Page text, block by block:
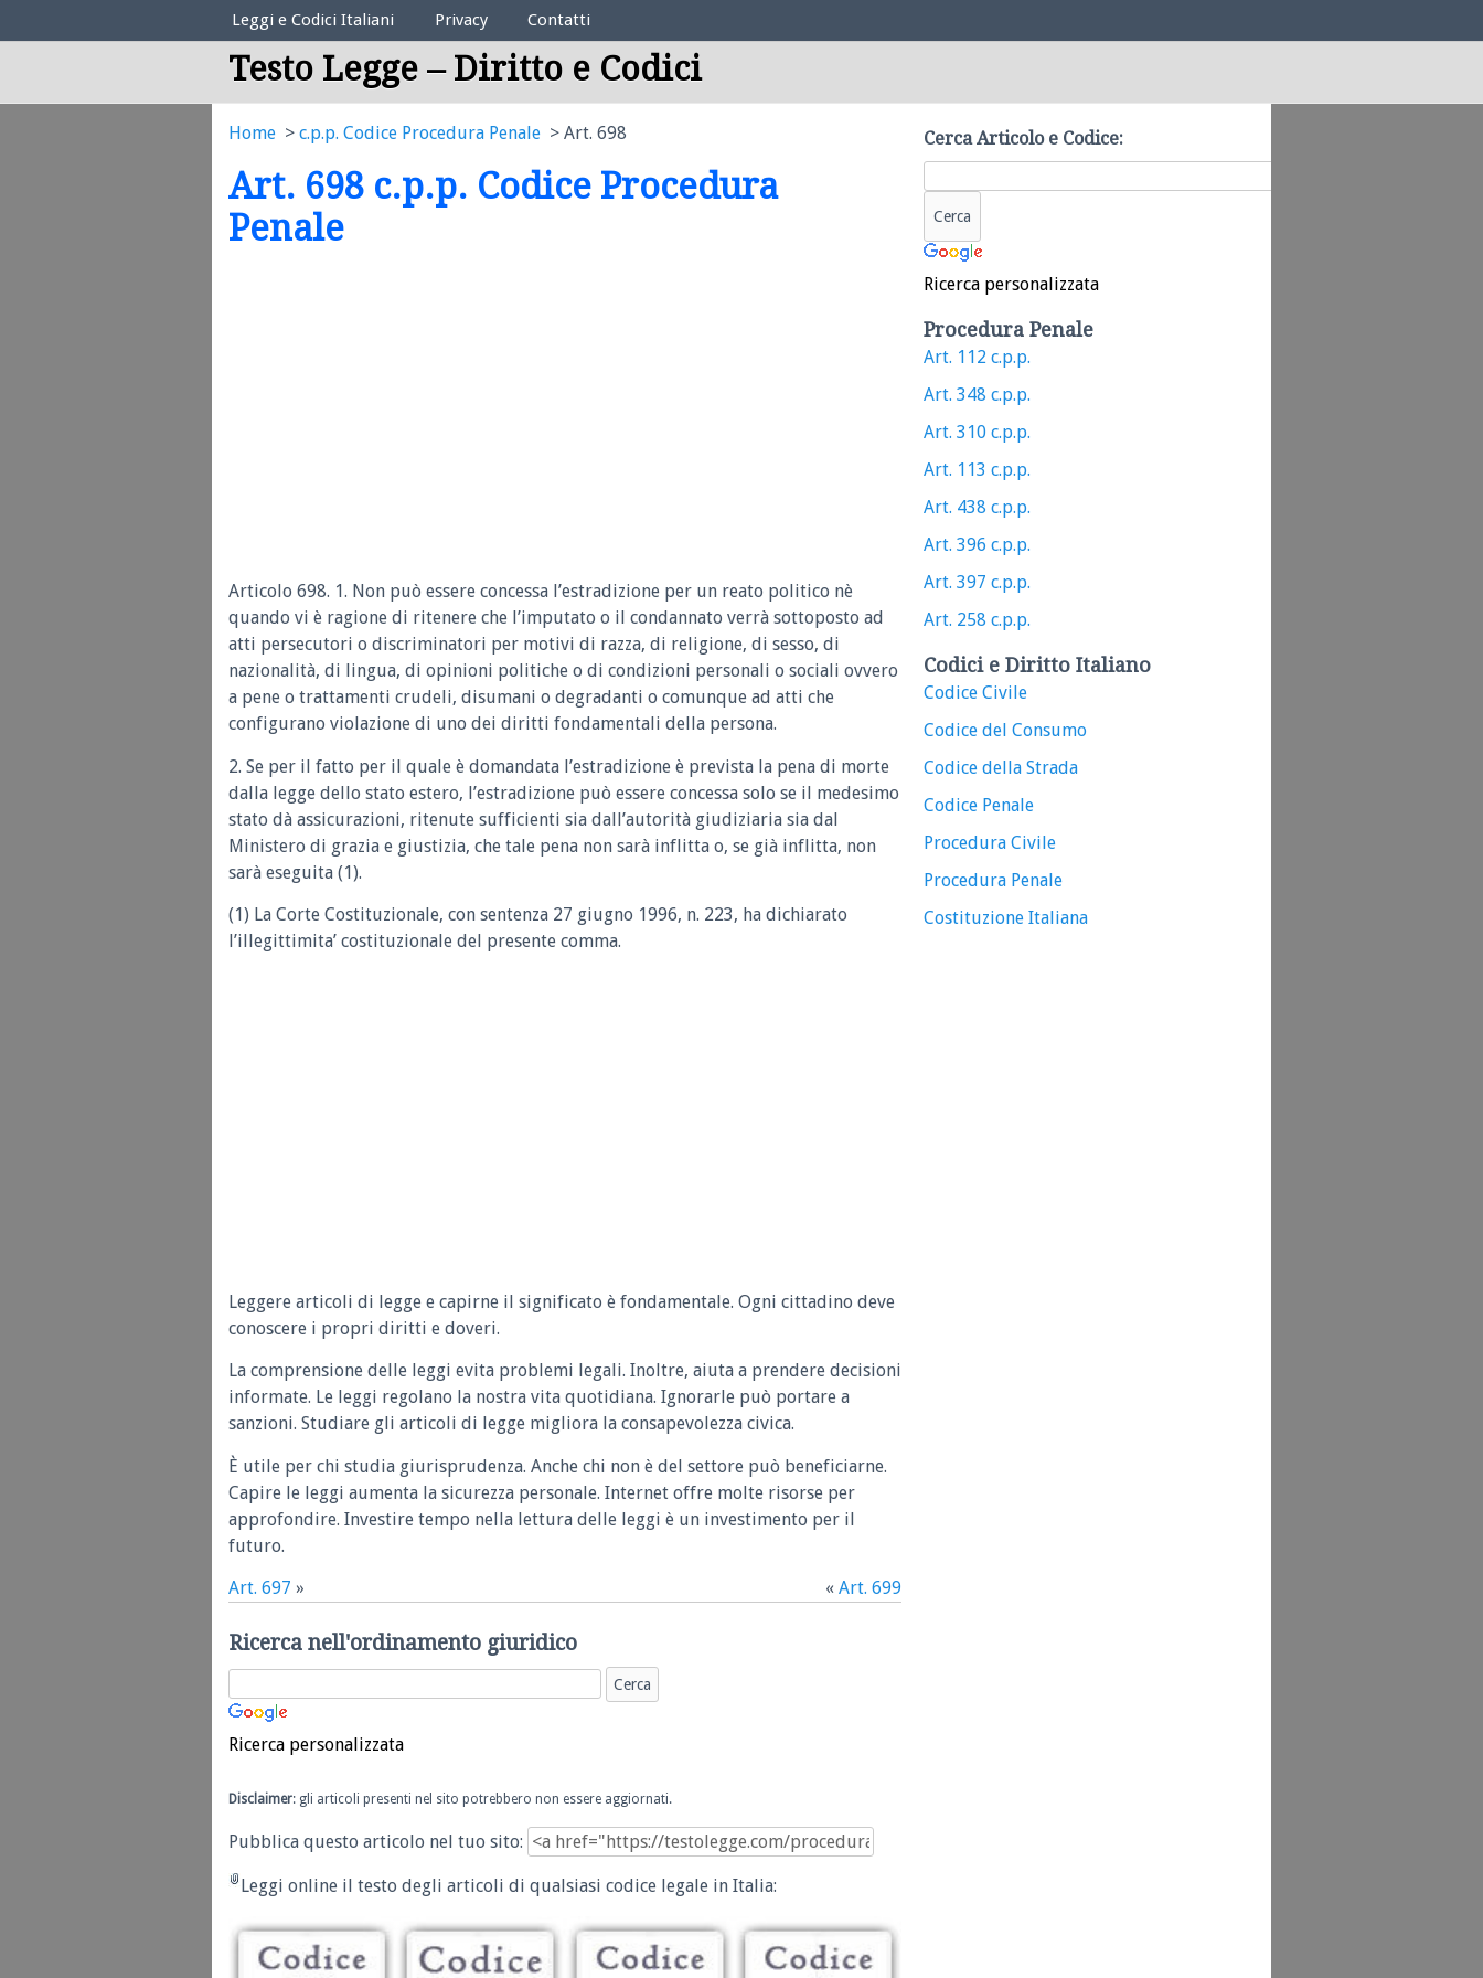
Elenco Codici Legali
Leggi e Codici Italiani Privacy Contatti
Testo Legge – Diritto e Codici
Home c.p.p. Codice Procedura Penale Art. 698
Art. 698 c.p.p. Codice Procedura
Penale
Articolo 698. 1. Non può essere concessa l’estradizione per un reato politico nè
quando vi è ragione di ritenere che l’imputato o il condannato verrà sottoposto ad
atti persecutori o discriminatori per motivi di razza, di religione, di sesso, di
nazionalità, di lingua, di opinioni politiche o di condizioni personali o sociali ovvero
a pene o trattamenti crudeli, disumani o degradanti o comunque ad atti che
configurano violazione di uno dei diritti fondamentali della persona.
2. Se per il fatto per il quale è domandata l’estradizione è prevista la pena di morte
dalla legge dello stato estero, l’estradizione può essere concessa solo se il medesimo
stato dà assicurazioni, ritenute sufficienti sia dall’autorità giudiziaria sia dal
Ministero di grazia e giustizia, che tale pena non sarà inflitta o, se già inflitta, non
sarà eseguita (1).
(1) La Corte Costituzionale, con sentenza 27 giugno 1996, n. 223, ha dichiarato
l’illegittimita’ costituzionale del presente comma.
Leggere articoli di legge e capirne il significato è fondamentale. Ogni cittadino deve
conoscere i propri diritti e doveri.
La comprensione delle leggi evita problemi legali. Inoltre, aiuta a prendere decisioni
informate. Le leggi regolano la nostra vita quotidiana. Ignorarle può portare a
sanzioni. Studiare gli articoli di legge migliora la consapevolezza civica.
È utile per chi studia giurisprudenza. Anche chi non è del settore può beneficiarne.
Capire le leggi aumenta la sicurezza personale. Internet offre molte risorse per
approfondire. Investire tempo nella lettura delle leggi è un investimento per il
futuro.
Art. 697 » « Art. 699
Ricerca nell'ordinamento giuridico
Ricerca personalizzata
Disclaimer: gli articoli presenti nel sito potrebbero non essere aggiornati.
Pubblica questo articolo nel tuo sito:
Leggi online il testo degli articoli di qualsiasi codice legale in Italia:
Cerca Articolo e Codice:
Ricerca personalizzata
Procedura Penale
Art. 112 c.p.p.
Art. 348 c.p.p.
Art. 310 c.p.p.
Art. 113 c.p.p.
Art. 438 c.p.p.
Art. 396 c.p.p.
Art. 397 c.p.p.
Art. 258 c.p.p.
Codici e Diritto Italiano
Codice Civile
Codice del Consumo
Codice della Strada
Codice Penale
Procedura Civile
Procedura Penale
Costituzione Italiana